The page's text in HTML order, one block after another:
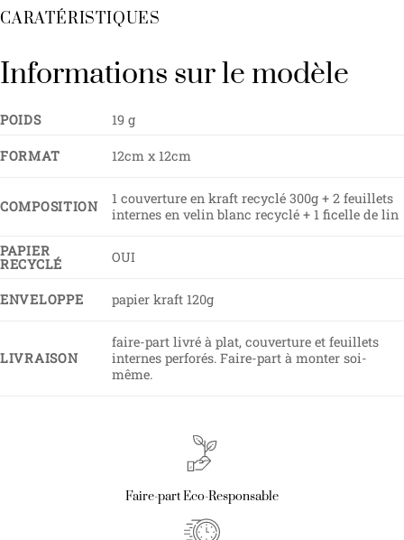
CARATÉRISTIQUES
Informations sur le modèle
POIDS 19 g
FORMAT 12cm x 12cm
COMPOSITION
1 couverture en kraft recyclé 300g + 2 feuillets
internes en velin blanc recyclé + 1 ficelle de lin
PAPIER
RECYCLÉ OUI
ENVELOPPE papier kraft 120g
LIVRAISON
faire-part livré à plat, couverture et feuillets
internes perforés. Faire-part à monter soi-
même.
Faire-part Eco-Responsable